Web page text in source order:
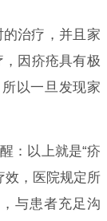
治疗，并且家
因疥疮具有极
以一旦发现家
：以上就是“疥
效，医院规定所
与患者充足沟